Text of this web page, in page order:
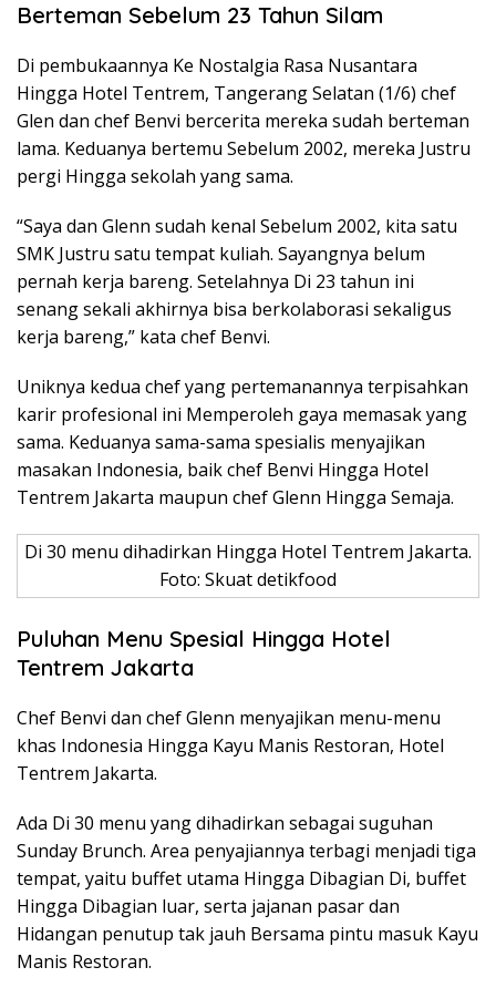
Berteman Sebelum 23 Tahun Silam
Di pembukaannya Ke Nostalgia Rasa Nusantara
Hingga Hotel Tentrem, Tangerang Selatan (1/6) chef
Glen dan chef Benvi bercerita mereka sudah berteman
lama. Keduanya bertemu Sebelum 2002, mereka Justru
pergi Hingga sekolah yang sama.
“Saya dan Glenn sudah kenal Sebelum 2002, kita satu
SMK Justru satu tempat kuliah. Sayangnya belum
pernah kerja bareng. Setelahnya Di 23 tahun ini
senang sekali akhirnya bisa berkolaborasi sekaligus
kerja bareng,” kata chef Benvi.
Uniknya kedua chef yang pertemanannya terpisahkan
karir profesional ini Memperoleh gaya memasak yang
sama. Keduanya sama-sama spesialis menyajikan
masakan Indonesia, baik chef Benvi Hingga Hotel
Tentrem Jakarta maupun chef Glenn Hingga Semaja.
Di 30 menu dihadirkan Hingga Hotel Tentrem Jakarta.
Foto: Skuat detikfood
Puluhan Menu Spesial Hingga Hotel
Tentrem Jakarta
Chef Benvi dan chef Glenn menyajikan menu-menu
khas Indonesia Hingga Kayu Manis Restoran, Hotel
Tentrem Jakarta.
Ada Di 30 menu yang dihadirkan sebagai suguhan
Sunday Brunch. Area penyajiannya terbagi menjadi tiga
tempat, yaitu buffet utama Hingga Dibagian Di, buffet
Hingga Dibagian luar, serta jajanan pasar dan
Hidangan penutup tak jauh Bersama pintu masuk Kayu
Manis Restoran.